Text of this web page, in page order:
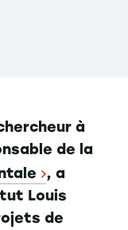
à
de la
, a
Louis
de